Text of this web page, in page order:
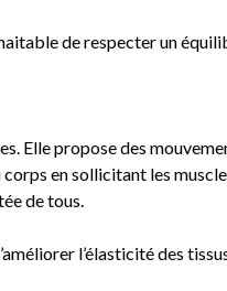
de respecter un
Elle propose des
en sollicitant les
de tous.
l’élasticité des